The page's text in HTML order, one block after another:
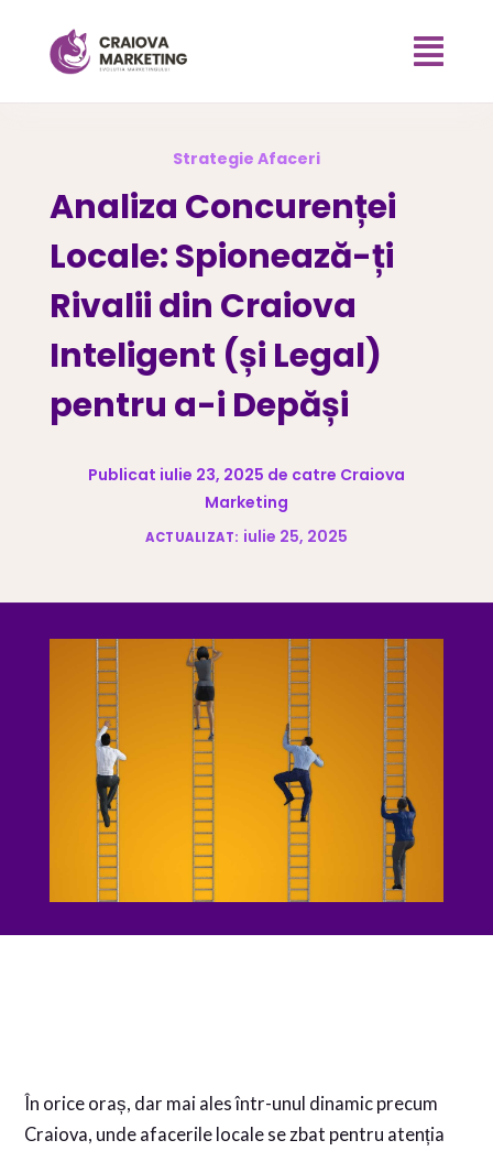

Strategie Afaceri
Analiza Concurenței
Locale: Spionează-ți
Rivalii din Craiova
Inteligent (și Legal)
pentru a-i Depăși
Publicat iulie 23, 2025 de catre Craiova
Marketing
ACTUALIZAT: iulie 25, 2025
În orice oraș, dar mai ales într-unul dinamic precum
Craiova, unde afacerile locale se zbat pentru atenția